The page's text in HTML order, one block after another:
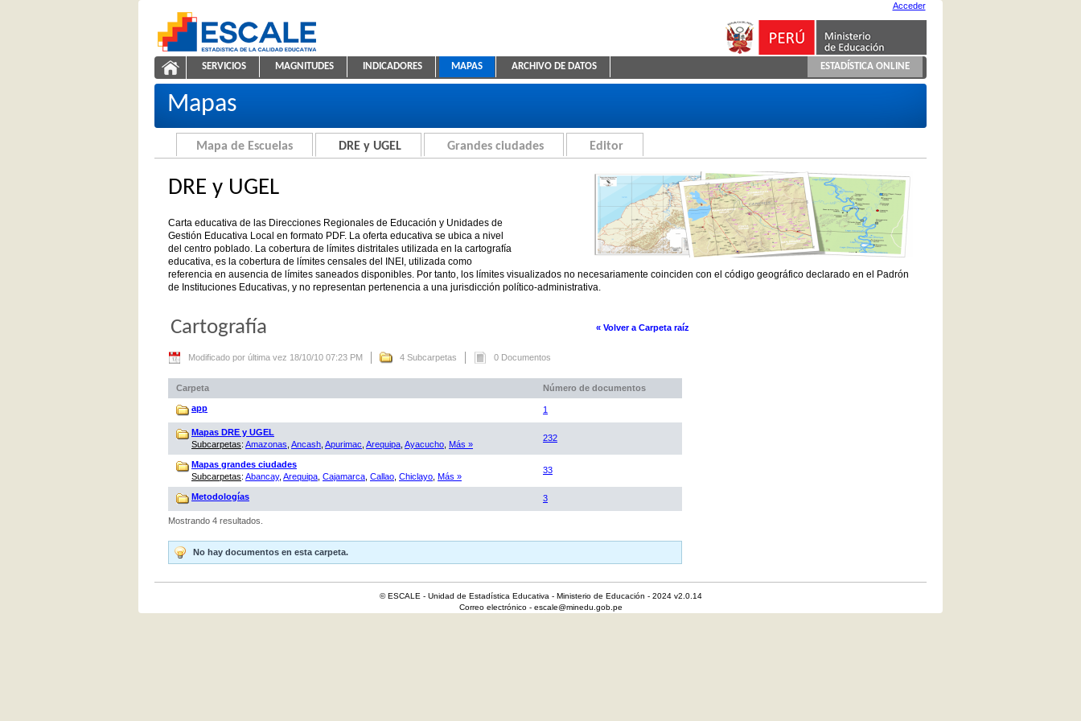
ESCALE - Unidad de Estadística Educativa
Carta educativa de DRE y UGEL
Acceder
NAVEGACIÓN
SERVICIOS MAGNITUDES INDICADORES MAPAS ARCHIVO DE DATOS ESTADÍSTICA ONLINE
Mapas
Mapa de Escuelas DRE y UGEL Grandes ciudades Editor
DRE y UGEL
Carta educativa de las Direcciones Regionales de Educación y Unidades de
Gestión Educativa Local en formato PDF. La oferta educativa se ubica a nivel
del centro poblado. La cobertura de límites distritales utilizada en la cartografía
educativa, es la cobertura de límites censales del INEI, utilizada como
referencia en ausencia de límites saneados disponibles. Por tanto, los límites visualizados no necesariamente coinciden con el código geográfico declarado en el Padrón
de Instituciones Educativas, y no representan pertenencia a una jurisdicción político-administrativa.
« Volver a Carpeta raíz
Cartografía
Modificado por última vez 18/10/10 07:23 PM 4 Subcarpetas 0 Documentos
Carpeta Número de documentos
app 1
Mapas DRE y UGEL
Subcarpetas: Amazonas Ancash Apurimac Arequipa Ayacucho Más »
232
Mapas grandes ciudades
Subcarpetas: Abancay, Arequipa Cajamarca Callao Chiclayo Más »
33
Metodologías 3
Mostrando 4 resultados.
No hay documentos en esta carpeta.
© ESCALE - Unidad de Estadística Educativa - Ministerio de Educación - 2024 v2.0.14
Correo electrónico - escale@minedu.gob.pe